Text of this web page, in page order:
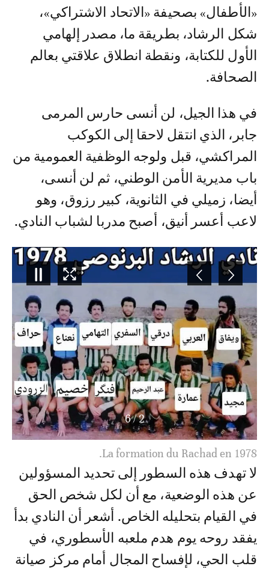
«الأطفال» بصحيفة «الاتحاد الاشتراكي»،
شكل الرشاد، بطريقة ما، مصدر إلهامي
الأول للكتابة، ونقطة انطلاق علاقتي بعالم
الصحافة.
في هذا الجيل، لن أنسى حارس المرمى
جابر، الذي انتقل لاحقا إلى الكوكب
المراكشي، قبل ولوجه الوظفية العمومية من
باب مديرية الأمن الوطني، ثم لن أنسى،
أيضا، زميلي في الثانوية، كبير رزوق، وهو
لاعب أعسر أنيق، أصبح مدربا لشباب النادي.
3
/
6
La formation du Rachad lors de la saison 1982-
1983.
لا تهدف هذه السطور إلى تحديد المسؤولين
عن هذه الوضعية، مع أن لكل شخص الحق
في القيام بتحليله الخاص. أشعر أن النادي بدأ
يفقد روحه يوم هدم ملعبه الأسطوري، في